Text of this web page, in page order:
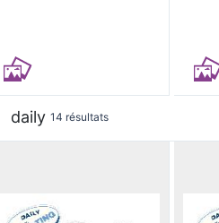
daily 14 résultats